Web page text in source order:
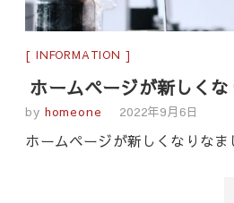
INFORMATION
ホームページが新しく
by homeone 2022年9月6日
ホームページが新しくなりな